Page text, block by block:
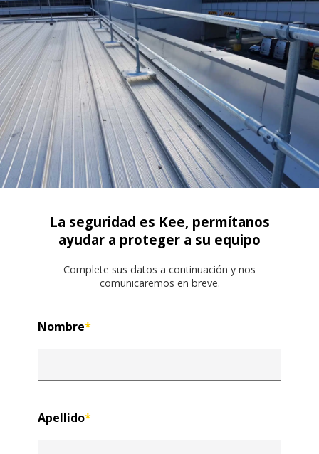
La seguridad es Kee, permítanos
ayudar a proteger a su equipo
Complete sus datos a continuación y nos
comunicaremos en breve.
Nombre*
Apellido*